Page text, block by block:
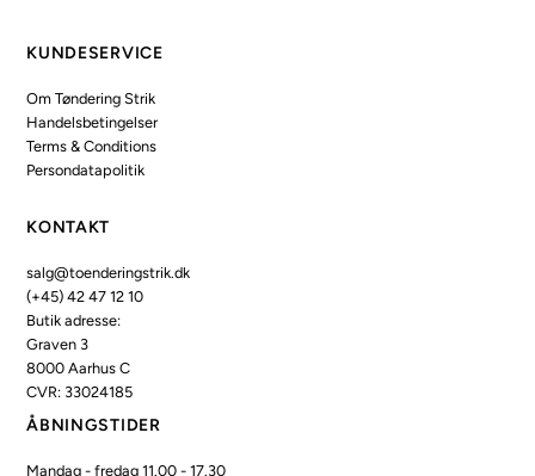
KUNDESERVICE
Om Tøndering Strik
Handelsbetingelser
Terms & Conditions
Persondatapolitik
KONTAKT
salg@toenderingstrik.dk
(+45) 42 47 12 10
Butik adresse:
Graven 3
8000 Aarhus C
CVR: 33024185
ÅBNINGSTIDER
Mandag - fredag 11.00 - 17.30